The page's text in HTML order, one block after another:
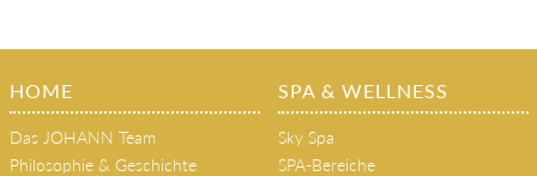
HOME
Das JOHANN Team
Philosophie & Geschichte
SPA & WELLNESS
Sky Spa
SPA-Bereiche